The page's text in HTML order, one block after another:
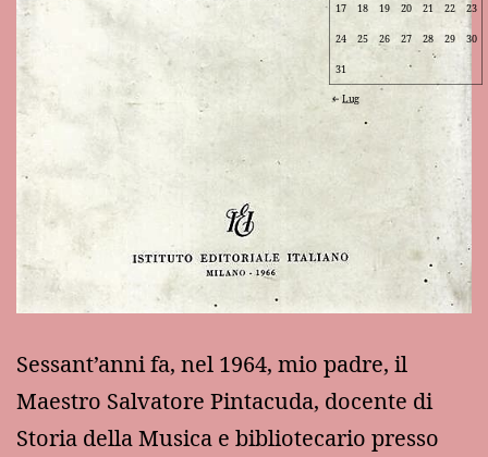
Sessant’anni fa, nel 1964, mio padre, il
Maestro Salvatore Pintacuda, docente di
Storia della Musica e bibliotecario presso
17 18 19 20 21 22 23
24 25 26 27 28 29 30
31
Lug